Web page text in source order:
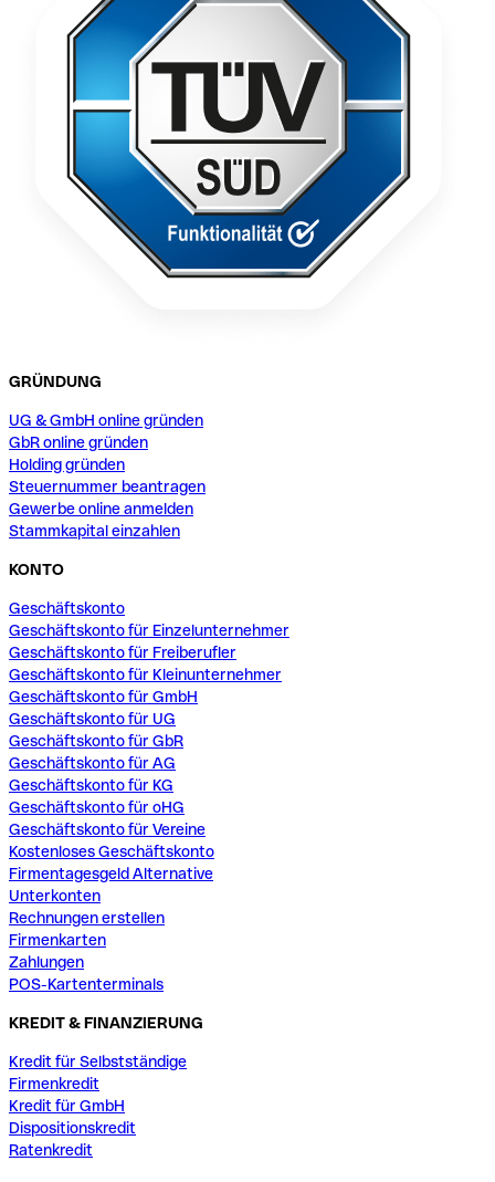
GRÜNDUNG
UG & GmbH online gründen
GbR online gründen
Holding gründen
Steuernummer beantragen
Gewerbe online anmelden
Stammkapital einzahlen
KONTO
Geschäftskonto
Geschäftskonto für Einzelunternehmer
Geschäftskonto für Freiberufler
Geschäftskonto für Kleinunternehmer
Geschäftskonto für GmbH
Geschäftskonto für UG
Geschäftskonto für GbR
Geschäftskonto für AG
Geschäftskonto für KG
Geschäftskonto für oHG
Geschäftskonto für Vereine
Kostenloses Geschäftskonto
Firmentagesgeld Alternative
Unterkonten
Rechnungen erstellen
Firmenkarten
Zahlungen
POS-Kartenterminals
KREDIT & FINANZIERUNG
Kredit für Selbstständige
Firmenkredit
Kredit für GmbH
Dispositionskredit
Ratenkredit